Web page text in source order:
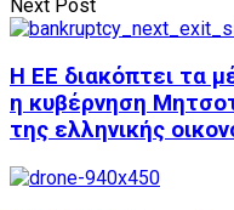
Next Post
Η ΕΕ διακόπτει τα
η κυβέρνηση
της ελληνικής